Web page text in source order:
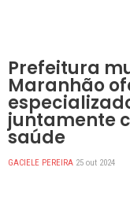
Prefeitura
Maranhão
juntamente
saúde
GACIELE PEREIRA 25 out 2024